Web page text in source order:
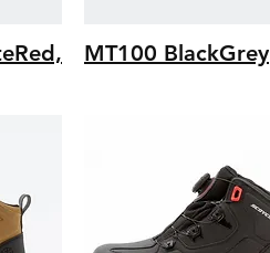
MT100 BlackGrey